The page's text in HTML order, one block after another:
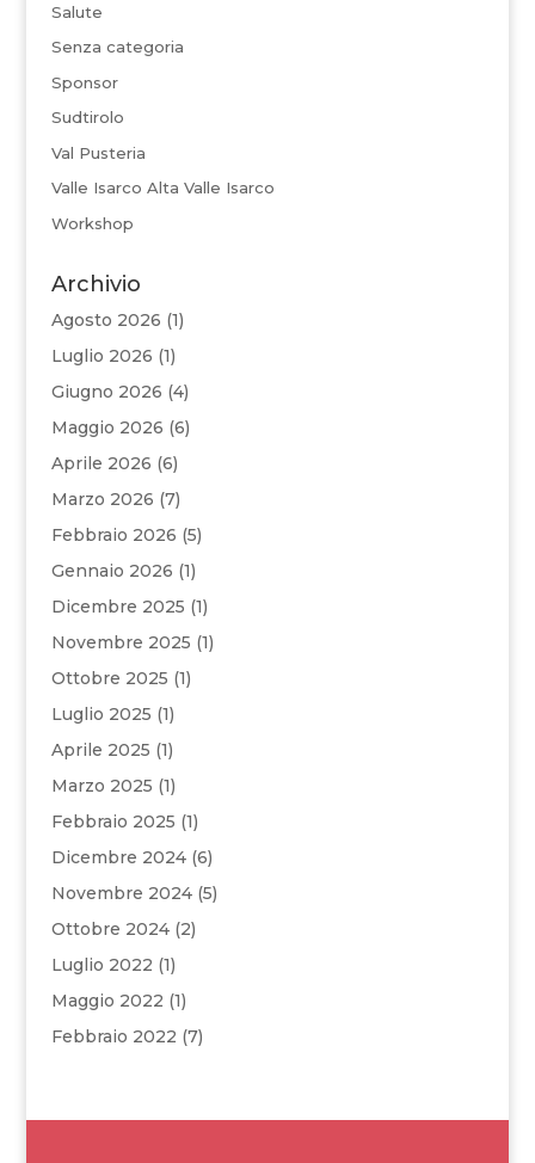
Salute
Senza categoria
Sponsor
Sudtirolo
Val Pusteria
Valle Isarco Alta Valle Isarco
Workshop
Archivio
Agosto 2026 (1)
Luglio 2026 (1)
Giugno 2026 (4)
Maggio 2026 (6)
Aprile 2026 (6)
Marzo 2026 (7)
Febbraio 2026 (5)
Gennaio 2026 (1)
Dicembre 2025 (1)
Novembre 2025 (1)
Ottobre 2025 (1)
Luglio 2025 (1)
Aprile 2025 (1)
Marzo 2025 (1)
Febbraio 2025 (1)
Dicembre 2024(6)
Novembre 2024(5)
Ottobre 2024(2)
Luglio 2022 (1)
Maggio 2022 (1)
Febbraio 2022 (7)